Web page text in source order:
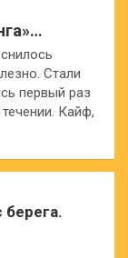
Стали
первый раз
Кайф,